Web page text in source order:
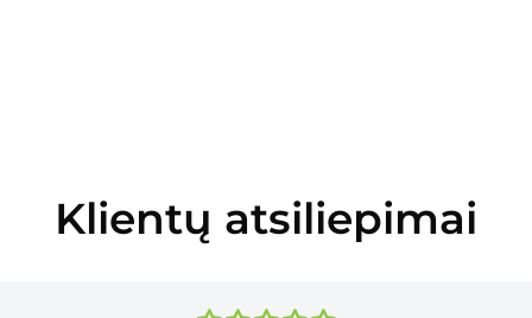
Klientų atsiliepimai